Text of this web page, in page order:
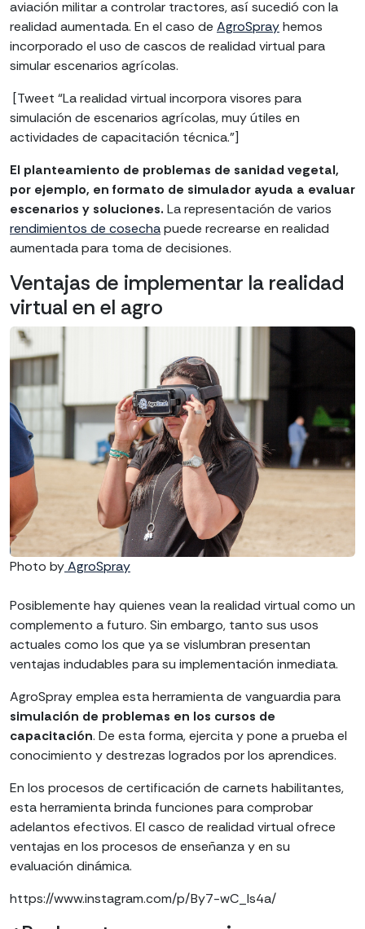
aviación militar a controlar tractores, así sucedió con la
realidad aumentada. En el caso de AgroSprayhemos
incorporado el uso de cascos de realidad virtual para
simular escenarios agrícolas.
[Tweet “La realidad virtual incorpora visores para
simulación de escenarios agrícolas, muy útiles en
actividades de capacitación técnica.”]
El planteamiento de problemas de sanidad vegetal,
por ejemplo, en formato de simulador ayuda a evaluar
escenarios y soluciones. La representación de varios
rendimientos de cosechapuede recrearse en realidad
aumentada para toma de decisiones.
Ventajas de implementar la realidad
virtual en el agro
Photo byAgroSpray
Posiblemente hay quienes vean la realidad virtual como un
complemento a futuro. Sin embargo, tanto sus usos
actuales como los que ya se vislumbran presentan
ventajas indudables para su implementación inmediata.
AgroSpray emplea esta herramienta de vanguardia para
simulación de problemas en los cursos de
capacitación. De esta forma, ejercita y pone a prueba el
conocimiento y destrezas logrados por los aprendices.
En los procesos de certificación de carnets habilitantes,
esta herramienta brinda funciones para comprobar
adelantos efectivos. El casco de realidad virtual ofrece
ventajas en los procesos de enseñanza y en su
evaluación dinámica.
https://www.instagram.com/p/By7-wC_ls4a/